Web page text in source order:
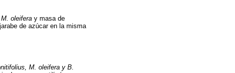
M. oleifera y masa de
de azúcar en la misma
M. oleifera y B.